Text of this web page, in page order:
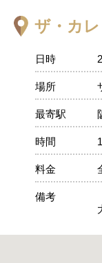
ザ・カ
日時
場所
最寄駅
時間
料金
備考